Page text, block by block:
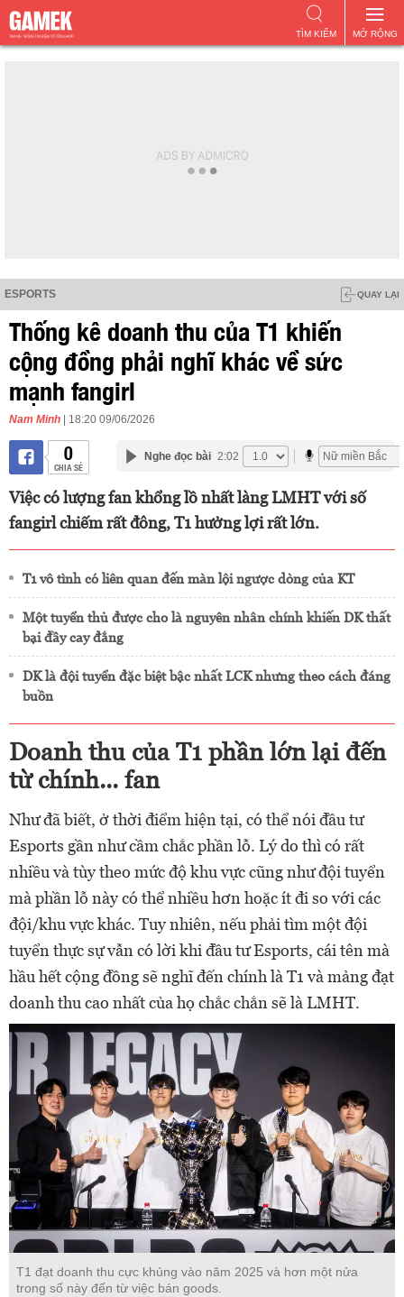
MỞ RỘNG
TÌM KIẾM
ESPORTS QUAY LẠI
Thống kê doanh thu của T1 khiến
cộng đồng phải nghĩ khác về sức
mạnh fangirl
Nam Minh | 18:20 09/06/2026
0
CHIA SẺ
Nghe đọc bài 2:02
Việc có lượng fan khổng lồ nhất làng LMHT với số
fangirl chiếm rất đông, T1 hưởng lợi rất lớn.
T1 vô tình có liên quan đến màn lội ngược dòng của KT
Một tuyển thủ được cho là nguyên nhân chính khiến DK thất
bại đầy cay đắng
DK là đội tuyển đặc biệt bậc nhất LCK nhưng theo cách đáng
buồn
Doanh thu của T1 phần lớn lại đến
từ chính... fan
Như đã biết, ở thời điểm hiện tại, có thể nói đầu tư
Esports gần như cầm chắc phần lỗ. Lý do thì có rất
nhiều và tùy theo mức độ khu vực cũng như đội tuyển
mà phần lỗ này có thể nhiều hơn hoặc ít đi so với các
đội/khu vực khác. Tuy nhiên, nếu phải tìm một đội
tuyển thực sự vẫn có lời khi đầu tư Esports, cái tên mà
hầu hết cộng đồng sẽ nghĩ đến chính là T1 và mảng đạt
doanh thu cao nhất của họ chắc chắn sẽ là LMHT.
T1 đạt doanh thu cực khủng vào năm 2025 và hơn một nửa
trong số này đến từ việc bán goods.